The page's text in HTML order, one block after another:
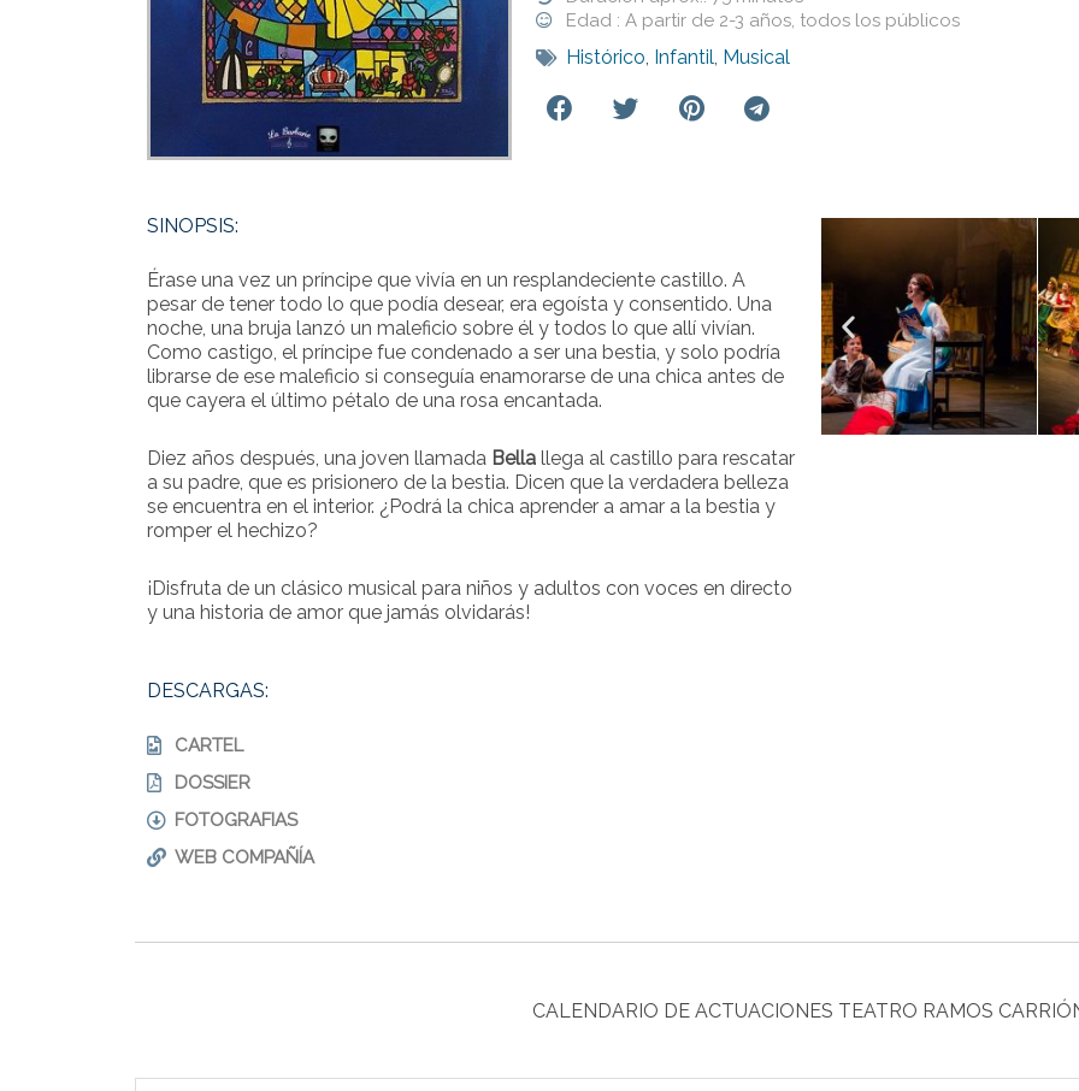
Edad : A partir de 2-3 años, todos los públicos
Histórico, Infantil, Musical
SINOPSIS:
Érase una vez un príncipe que vivía en un resplandeciente castillo. A
pesar de tener todo lo que podía desear, era egoísta y consentido. Una
noche, una bruja lanzó un maleficio sobre él y todos lo que allí vivían.
Como castigo, el príncipe fue condenado a ser una bestia, y solo podría
librarse de ese maleficio si conseguía enamorarse de una chica antes de
que cayera el último pétalo de una rosa encantada.
Diez años después, una joven llamada Bella llega al castillo para rescatar
a su padre, que es prisionero de la bestia. Dicen que la verdadera belleza
se encuentra en el interior. ¿Podrá la chica aprender a amar a la bestia y
romper el hechizo?
¡Disfruta de un clásico musical para niños y adultos con voces en directo
y una historia de amor que jamás olvidarás!
DESCARGAS:
CARTEL
DOSSIER
FOTOGRAFIAS
WEB COMPAÑÍA
CALENDARIO DE ACTUACIONES TEATRO RAMOS